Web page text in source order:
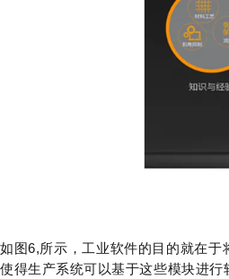
如图6,所示，工业软件的目的就在于
使得生产系统可以基于这些模块进行